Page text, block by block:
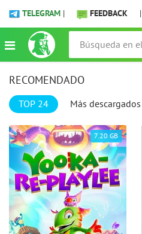
TELEGRAM | FEEDBACK |
RECOMENDADO
TOP 24 Más descargados
7.20 GB